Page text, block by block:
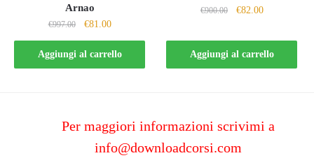
Arnao
€997.00
Il
prezzo
originale
era:
€81.00Il
prezzo
attuale
è:
Aggiungi al carrello
€900.00
Il
originale
era:
€900.00.
€82.00Il
attuale
è:
€82.00.
Aggiungi al carrello
Per maggiori informazioni scrivimi a
info@downloadcorsi.com